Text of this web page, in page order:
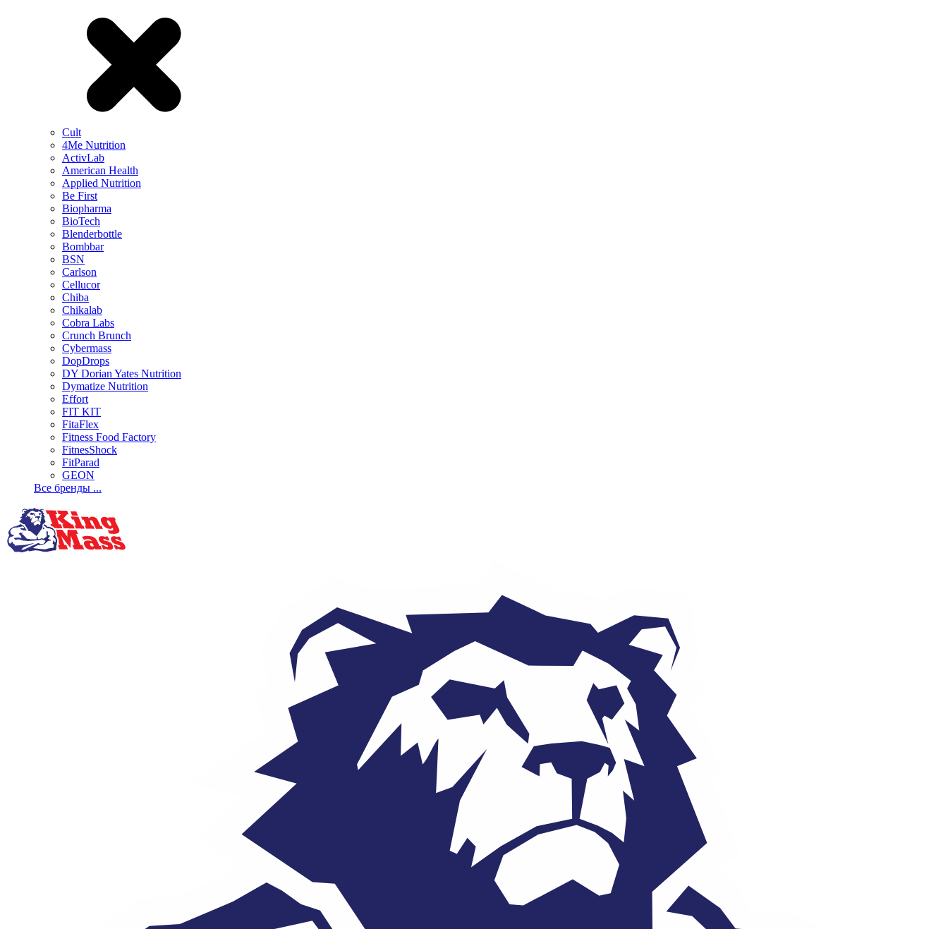
Cult
4Me Nutrition
ActivLab
American Health
Applied Nutrition
Be First
Biopharma
BioTech
Blenderbottle
Bombbar
BSN
Carlson
Cellucor
Chiba
Chikalab
Cobra Labs
Crunch Brunch
Cybermass
DopDrops
DY Dorian Yates Nutrition
Dymatize Nutrition
Effort
FIT KIT
FitaFlex
Fitness Food Factory
FitnesShock
FitParad
GEON
Все бренды ...